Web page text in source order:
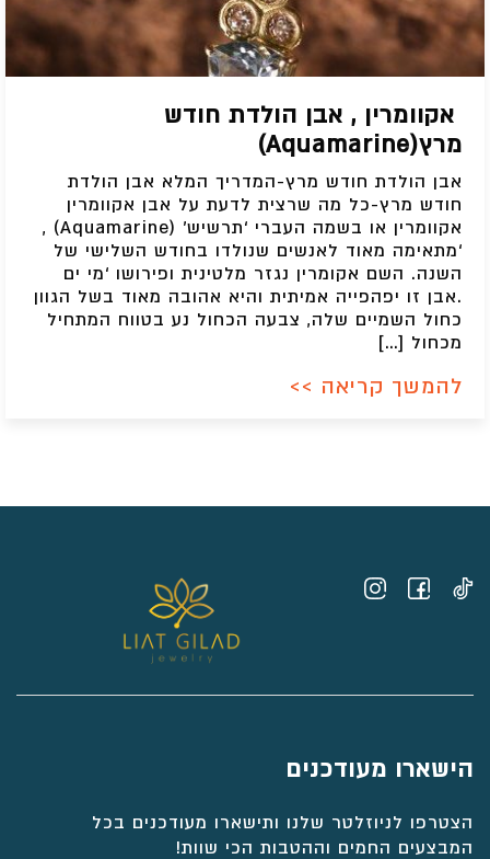
אקוומרין , אבן הולדת חודש
מרץ(Aquamarine)
אבן הולדת חודש מרץ-המדריך המלא אבן הולדת
חודש מרץ-כל מה שרצית לדעת על אבן אקוומרין
אקוומרין או בשמה העברי ‘תרשיש’ (Aquamarine) ,
‘מתאימה מאוד לאנשים שנולדו בחודש השלישי של
השנה. השם אקומרין נגזר מלטינית ופירושו ‘מי ים
.אבן זו יפהפייה אמיתית והיא אהובה מאוד בשל הגוון
כחול השמיים שלה, צבעה הכחול נע בטווח המתחיל
מכחול […]
להמשך קריאה >>
הישארו מעודכנים
הצטרפו לניוזלטר שלנו ותישארו מעודכנים בכל
המבצעים החמים וההטבות הכי שוות!